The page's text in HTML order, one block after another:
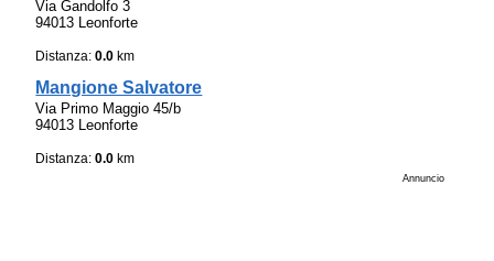
Via Gandolfo 3
94013 Leonforte
Distanza:0.0 km
Mangione Salvatore
Via Primo Maggio 45/b
94013 Leonforte
Distanza:0.0 km
Annuncio